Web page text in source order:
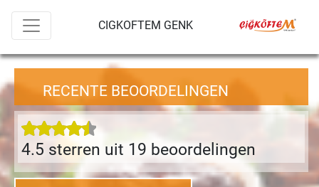
CIGKOFTEM GENK
RECENTE BEOORDELINGEN
4.5 sterren uit 19 beoordelingen